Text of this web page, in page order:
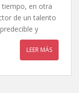
tiempo, en otra
de un talento
y
LEER MÁS